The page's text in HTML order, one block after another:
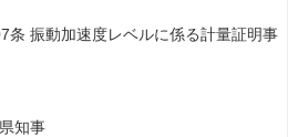
条 振動加速度レベルに係る計量証明事
知事